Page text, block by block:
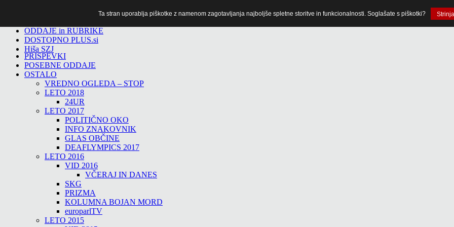
ODDAJE in RUBRIKE
DOSTOPNO PLUS.si
Hiša SZJ
PRISPEVKI
POSEBNE ODDAJE
OSTALO
VREDNO OGLEDA – STOP
LETO 2018
24UR
LETO 2017
POLITIČNO OKO
INFO ZNAKOVNIK
GLAS OBČINE
DEAFLYMPICS 2017
LETO 2016
VID 2016
VČERAJ IN DANES
SKG
PRIZMA
KOLUMNA BOJAN MORD
europarlTV
LETO 2015
Ta stran uporablja piškotke z namenom zagotavljanja najboljše spletne storitve in funkcionalnosti. Soglašate s piškotki?